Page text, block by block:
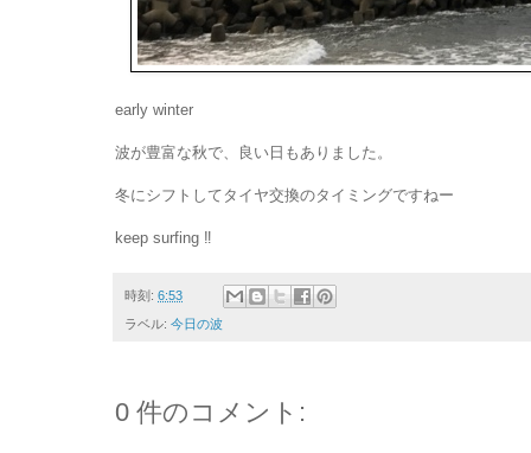
early winter
波が豊富な秋で、良い日もありました。
冬にシフトしてタイヤ交換のタイミングですねー
keep surfing ‼︎
時刻: 6:53
ラベル: 今日の波
0 件のコメント: